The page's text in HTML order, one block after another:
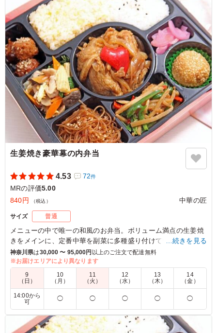
して満足度の高い内容でした。参加者からの評判も良く、
また利用したいと思います。
ご利用シーン：会食・接待› MR
東京都荒川区東日暮里2026/07/10
生姜焼き豪華幕の内弁当
4.53 72件
MRの評価5.00
840円
（税込） 中華の匠
サイズ 普通
メニューの中で唯一の和風のお弁当。ボリューム満点の生姜焼
きをメインに、定番中華を副菜に多種盛り付けています。
※ご飯は「チャーハンと白米のハーフ&ハーフ」「チャーハン
のみ」「白米のみ」からお選びいただけます。
5.0
中華が苦手な方もいらっしゃるので、１つだけ生姜焼きも
選択しました。彩が茶色ばかりにならないようにいろんな
色のお野菜を使われているのでお弁当を開けた時の彩もす
…続きを見る
神奈川県は30,000 〜 95,000円 以上のご注文で配達無料
※お届けエリアにより異なります
9
（日）
10
（月）
11
（火）
12
（水）
13
（木）
14
（金）
14:00から
可
◯ ◯ ◯ ◯ ◯